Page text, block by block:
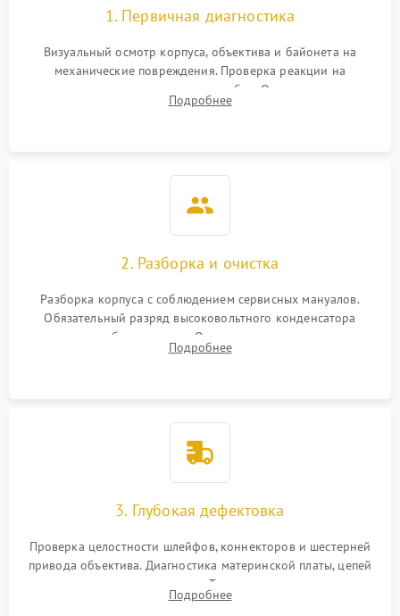
1. Первичная диагностика
Визуальный осмотр корпуса, объектива и байонета на
механические повреждения. Проверка реакции на
включение, считывание кодов ошибок. Оценка состояния
матрицы и затвора, проверка работы автофокуса и вспышки.
Подробнее
2. Разборка и очистка
Разборка корпуса с соблюдением сервисных мануалов.
Обязательный разряд высоковольтного конденсатора
вспышки для безопасности. Очистка внутренних узлов от
пыли, песка и следов влаги с помощью спецсредств.
Подробнее
3. Глубокая дефектовка
Проверка целостности шлейфов, коннекторов и шестерней
привода объектива. Диагностика материнской платы, цепей
питания и картоприемника. Тестирование механизма
затвора и блока внутрикамерной стабилизации.
Подробнее